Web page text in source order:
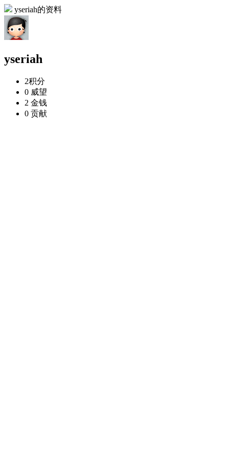
yseriah的资料
yseriah
2积分
0 威望
2 金钱
0 贡献